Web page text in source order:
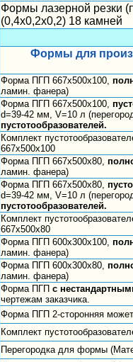
Формы лазерной резки
(0,4х0,2х0,2) 18 камней
Формы для
Форма ПГП 667х500х100,
ламин. фанера)
Форма ПГП 667х500х100,
d=39-42 мм, V=10 л
пустотообразователей.
Комплект
667х500х100
Форма ПГП 667х500х80,
ламин. фанера)
Форма ПГП 667х500х80,
d=39-42 мм, V=10 л
пустотообразователей.
Комплект
667х500х80
Форма ПГП 600х300х100,
ламин. фанера)
Форма ПГП 600х300х80,
ламин. фанера)
Форма ПГП с
чертежам заказчика.
Форма ПГП 2-сторонняя
Комплект
Перегородка для формы